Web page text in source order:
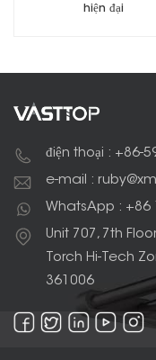
hiện đại
điện thoại : +86-
e-mail :
WhatsApp : +86
Unit 707, 7th
Torch Hi-Tech
361006